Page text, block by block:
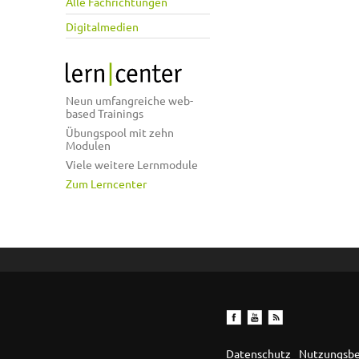
Digitalmedien
Neun umfangreiche web-
based Trainings
Übungspool mit zehn
Modulen
Viele weitere Lernmodule
Zum Lerncenter
Datenschutz